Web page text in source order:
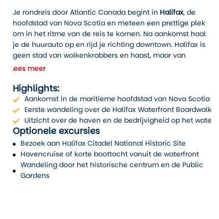
Je rondreis door Atlantic Canada begint in Halifax, de
hoofdstad van Nova Scotia en meteen een prettige plek
om in het ritme van de reis te komen. Na aankomst haal
je de huurauto op en rijd je richting downtown. Halifax is
geen stad van wolkenkrabbers en haast, maar van
pakhuizen aan het water, een lange boardwalk, pubs
wordt. Juist dat maakt deze eerste stop zo fijn: je zit
direct in de maritieme sfeer zonder dat het te groot of te
druk aanvoelt. De stad staat bekend om haar levendige
waterfront en mix van geschiedenis, musea en
restaurants, waardoor het een sterke start is voor een
roadtrip langs de oostkust.
Voor je eerste middag of avond hoef je het niet
ingewikkeld te maken. Wandel langs deHalifax
Waterfront Boardwalk
Lees meer
Highlights:
Aankomst in de maritieme hoofdstad van Nova Scotia
Eerste wandeling over de Halifax Waterfront Boardwalk
Uitzicht over de haven en de bedrijvigheid op het water
Optionele excursies
Bezoek aan Halifax Citadel National Historic Site
Havencruise of korte boottocht vanuit de waterfront
Wandeling door het historische centrum en de Public
Gardens